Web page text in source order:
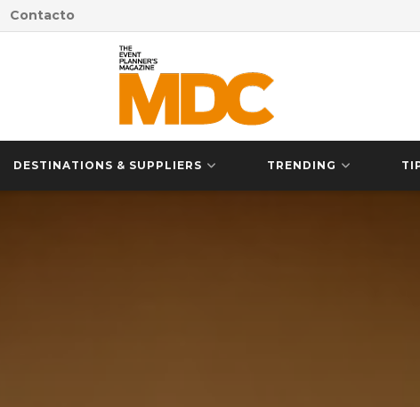
Contacto
DESTINATIONS & SUPPLIERS TRENDING